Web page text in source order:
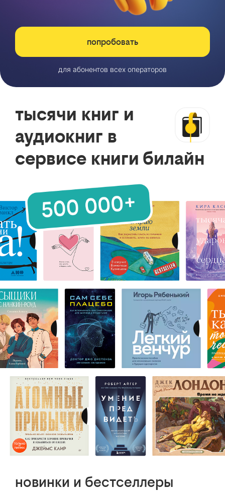
попробовать
для абонентов всех операторов
тысячи книг и
аудиокниг в
сервисе книги билайн
новинки и бестселлеры